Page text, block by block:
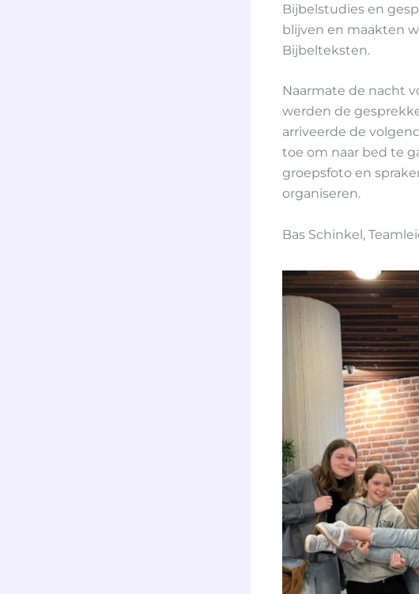
Bijbelstudies en
blijven en maakten
Bijbelteksten.
Naarmate de nacht
werden de
arriveerde de
toe om naar bed te
groepsfoto en
organiseren.
Bas Schinkel,